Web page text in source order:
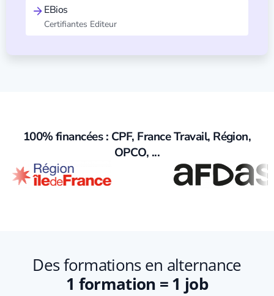
EBios
Certifiantes Editeur
100% financées : CPF, France Travail, Région,
OPCO, ...
Des formations en alternance
1 formation = 1 job